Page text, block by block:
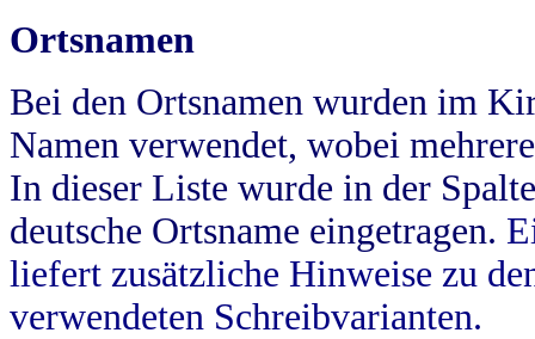
Ortsnamen
Bei den Ortsnamen wurden im
Namen verwendet, wobei
In dieser Liste wurde in der
deutsche Ortsname eingetragen.
liefert zusätzliche Hinweise zu
verwendeten Schreibvarianten.